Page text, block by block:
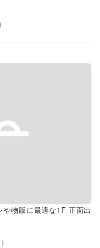
や物販に最適な1F 正面出